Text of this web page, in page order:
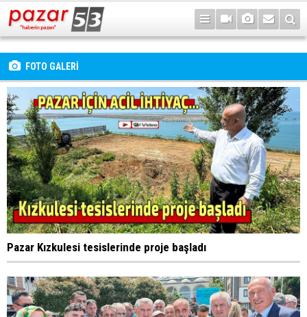
FOTO GALERİ
Pazar Kızkulesi tesislerinde proje başladı